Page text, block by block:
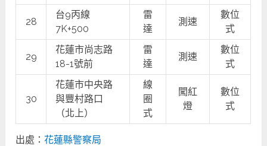
28
台9丙線
7K+500
雷
達
測速
數位
式
29
花蓮市尚志路
18-1號前
雷
達
測速
數位
式
30
花蓮市中央路
與豐村路口
（北上）
線
圈
式
闖紅
燈
數位
式
出處：花蓮縣警察局